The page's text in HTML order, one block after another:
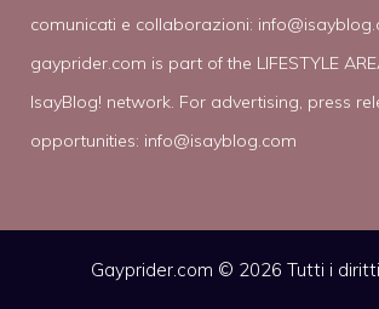
comunicati e collaborazioni:
gayprider.com is part of the LIFESTYLE
IsayBlog! network. For advertising, press
opportunities: info@isayblog.com
Gayprider.com © 2026 Tutti i